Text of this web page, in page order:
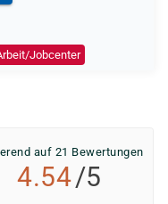
Kostenträger
möglich ist,
Jobcenter
auf 21 Bewertungen
4.54/5